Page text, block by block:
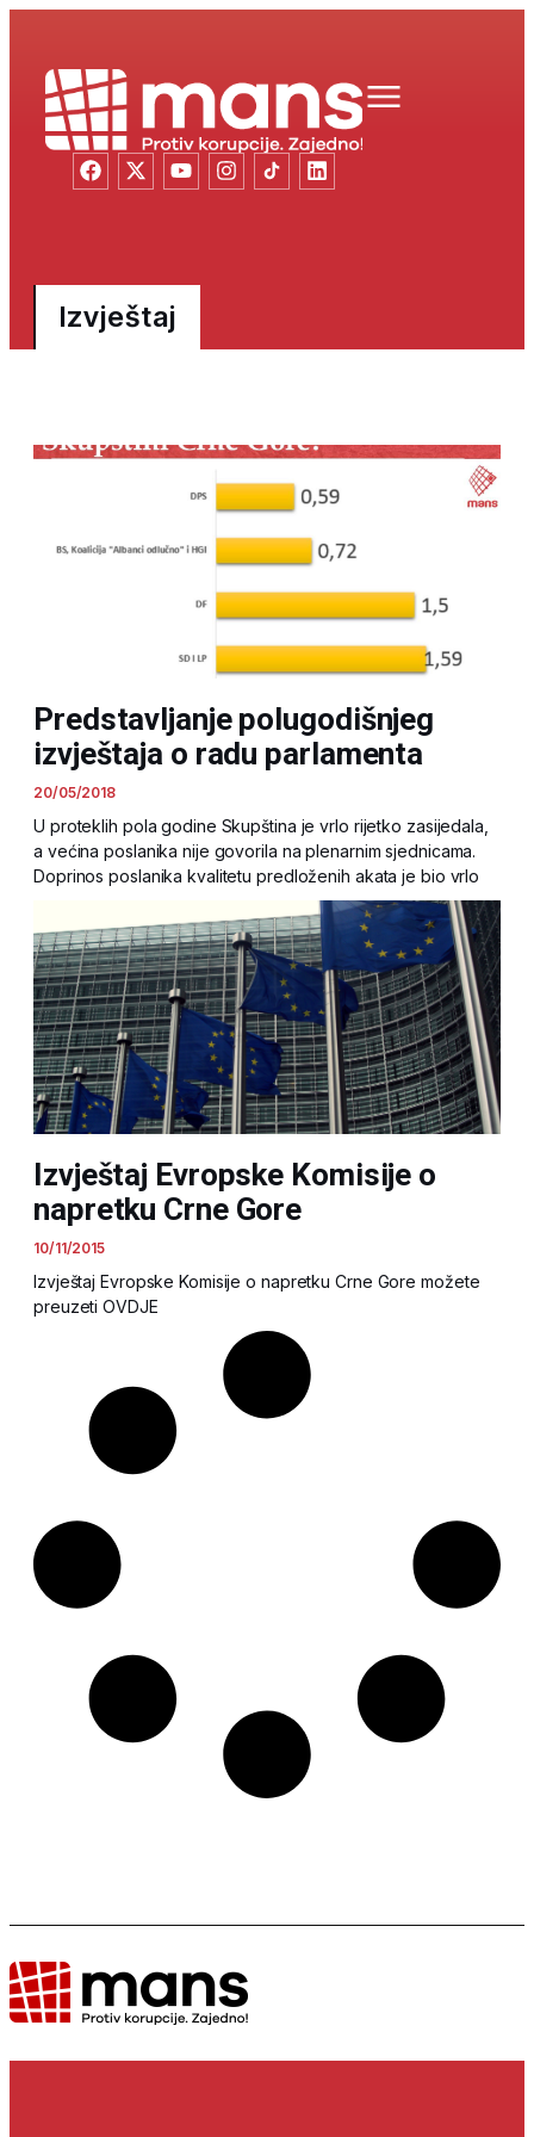
Izvještaj
Predstavljanje polugodišnjeg
izvještaja o radu parlamenta
20/05/2018
U proteklih pola godine Skupština je vrlo rijetko zasijedala,
a većina poslanika nije govorila na plenarnim sjednicama.
Doprinos poslanika kvalitetu predloženih akata je bio vrlo
Izvještaj Evropske Komisije o
napretku Crne Gore
10/11/2015
Izvještaj Evropske Komisije o napretku Crne Gore možete
preuzeti OVDJE